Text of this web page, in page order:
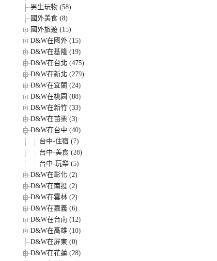
男生玩物 (58)
國外美食 (8)
國外旅遊 (15)
D&W在國外 (15)
D&W在基隆 (19)
D&W在台北 (475)
D&W在新北 (279)
D&W在宜蘭 (24)
D&W在桃園 (88)
D&W在新竹 (33)
D&W在苗栗 (3)
D&W在台中 (40)
台中-住宿 (7)
台中-美食 (28)
台中-玩樂 (5)
D&W在彰化 (2)
D&W在南投 (2)
D&W在雲林 (2)
D&W在嘉義 (6)
D&W在台南 (12)
D&W在高雄 (10)
D&W在屏東 (0)
D&W在花蓮 (28)